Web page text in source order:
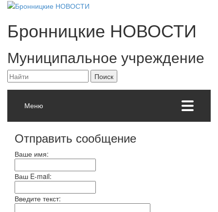
Бронницкие НОВОСТИ
Муниципальное учреждение
Меню
Отправить сообщение
Ваше имя:
Ваш E-mail:
Введите текст: